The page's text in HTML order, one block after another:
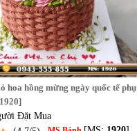
hoa hồng mừng ngày quốc tế phụ
Đặt Mua